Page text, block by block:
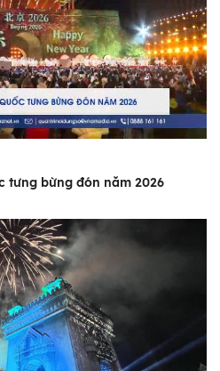
tưng bừng đón năm 2026